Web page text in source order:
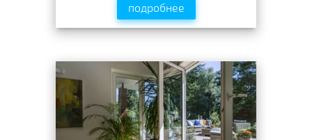
подробнее